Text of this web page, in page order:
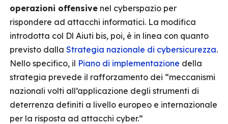
operazioni offensive nel cyberspazio per
rispondere ad attacchi informatici. La modifica
introdotta col Dl Aiuti bis, poi, è in linea con quanto
previsto dalla Strategia nazionale di cybersicurezza.
Nello specifico, il Piano di implementazione della
strategia prevede il rafforzamento dei “meccanismi
nazionali volti all’applicazione degli strumenti di
deterrenza definiti a livello europeo e internazionale
per la risposta ad attacchi cyber.”